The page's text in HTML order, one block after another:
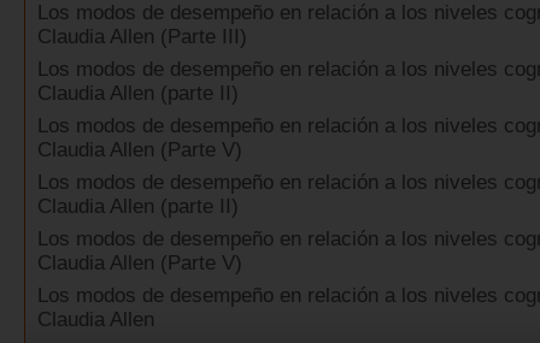
Los modos de desempeño en relación a los niveles
Claudia Allen (Parte III)
Los modos de desempeño en relación a los niveles
Claudia Allen (parte II)
Los modos de desempeño en relación a los niveles
Claudia Allen (Parte V)
Los modos de desempeño en relación a los niveles
Claudia Allen (parte II)
Los modos de desempeño en relación a los niveles
Claudia Allen (Parte V)
Los modos de desempeño en relación a los niveles
Claudia Allen